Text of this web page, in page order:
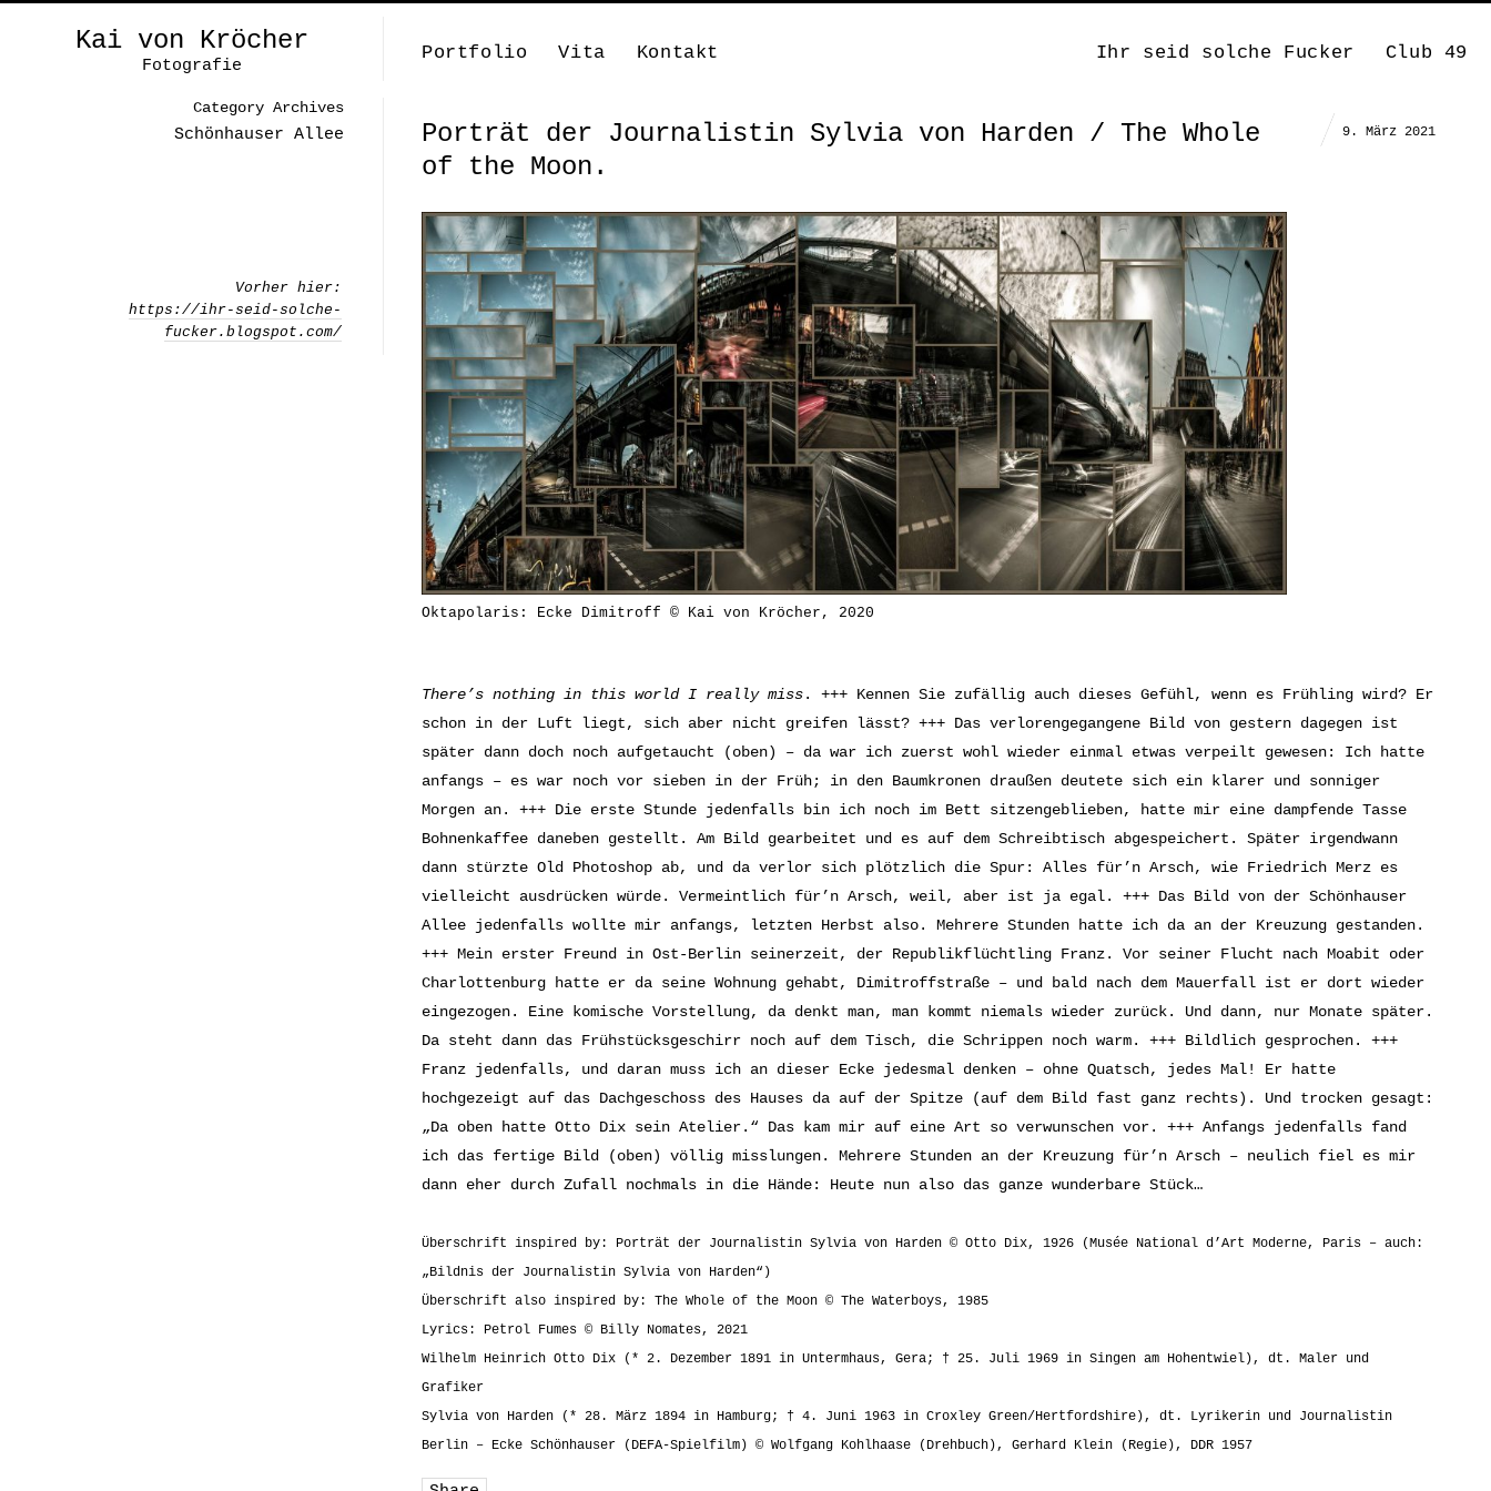
Kai von Kröcher
Fotografie
Portfolio Vita Kontakt Ihr seid solche Fucker Club 49
Porträt der Journalistin Sylvia von Harden / The Whole
of the Moon.
9. März 2021
Oktapolaris: Ecke Dimitroff © Kai von Kröcher, 2020
There’s nothing in this world I really miss. +++ Kennen Sie zufällig auch dieses Gefühl, wenn es Frühling wird? Er
schon in der Luft liegt, sich aber nicht greifen lässt? +++ Das verlorengegangene Bild von gestern dagegen ist
später dann doch noch aufgetaucht (oben) – da war ich zuerst wohl wieder einmal etwas verpeilt gewesen: Ich hatte
anfangs – es war noch vor sieben in der Früh; in den Baumkronen draußen deutete sich ein klarer und sonniger
Morgen an. +++ Die erste Stunde jedenfalls bin ich noch im Bett sitzengeblieben, hatte mir eine dampfende Tasse
Bohnenkaffee daneben gestellt. Am Bild gearbeitet und es auf dem Schreibtisch abgespeichert. Später irgendwann
dann stürzte Old Photoshop ab, und da verlor sich plötzlich die Spur: Alles für’n Arsch, wie Friedrich Merz es
vielleicht ausdrücken würde. Vermeintlich für’n Arsch, weil, aber ist ja egal. +++ Das Bild von der Schönhauser
Allee jedenfalls wollte mir anfangs, letzten Herbst also. Mehrere Stunden hatte ich da an der Kreuzung gestanden.
+++ Mein erster Freund in Ost-Berlin seinerzeit, der Republikflüchtling Franz. Vor seiner Flucht nach Moabit oder
Charlottenburg hatte er da seine Wohnung gehabt, Dimitroffstraße – und bald nach dem Mauerfall ist er dort wieder
eingezogen. Eine komische Vorstellung, da denkt man, man kommt niemals wieder zurück. Und dann, nur Monate später.
Da steht dann das Frühstücksgeschirr noch auf dem Tisch, die Schrippen noch warm. +++ Bildlich gesprochen. +++
Franz jedenfalls, und daran muss ich an dieser Ecke jedesmal denken – ohne Quatsch, jedes Mal! Er hatte
hochgezeigt auf das Dachgeschoss des Hauses da auf der Spitze (auf dem Bild fast ganz rechts). Und trocken gesagt:
„Da oben hatte Otto Dix sein Atelier.“ Das kam mir auf eine Art so verwunschen vor. +++ Anfangs jedenfalls fand
ich das fertige Bild (oben) völlig misslungen. Mehrere Stunden an der Kreuzung für’n Arsch – neulich fiel es mir
dann eher durch Zufall nochmals in die Hände: Heute nun also das ganze wunderbare Stück…
Überschrift inspired by: Porträt der Journalistin Sylvia von Harden © Otto Dix, 1926 (Musée National d’Art Moderne, Paris – auch:
„Bildnis der Journalistin Sylvia von Harden“)
Überschrift also inspired by: The Whole of the Moon © The Waterboys, 1985
Lyrics: Petrol Fumes © Billy Nomates, 2021
Wilhelm Heinrich Otto Dix (* 2. Dezember 1891 in Untermhaus, Gera; † 25. Juli 1969 in Singen am Hohentwiel), dt. Maler und
Grafiker
Sylvia von Harden (* 28. März 1894 in Hamburg; † 4. Juni 1963 in Croxley Green/Hertfordshire), dt. Lyrikerin und Journalistin
Berlin – Ecke Schönhauser (DEFA-Spielfilm) © Wolfgang Kohlhaase (Drehbuch), Gerhard Klein (Regie), DDR 1957
Category Archives
Schönhauser Allee
Vorher hier:
https://ihr-seid-solche-
fucker.blogspot.com/